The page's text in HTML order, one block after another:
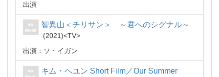
出演
智異山＜チリサン＞ ～君へのシグナル～
2021
TV
出演：ソ・イガン
キム・ヘユン Short Film／Our Summer